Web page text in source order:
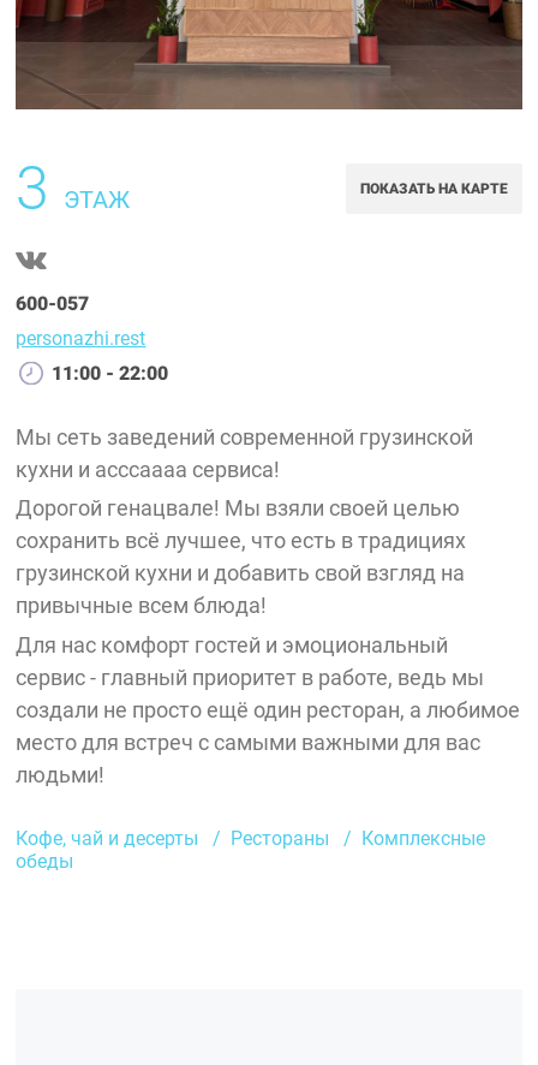
3 ЭТАЖ ПОКАЗАТЬ НА КАРТЕ
600-057
personazhi.rest
11:00 - 22:00
Мы сеть заведений современной грузинской
кухни и асссаааа cервиса!
Дорогой генацвале! Мы взяли своей целью
сохранить всё лучшее, что есть в традициях
грузинской кухни и добавить свой взгляд на
привычные всем блюда!
Для нас комфорт гостей и эмоциональный
сервис - главный приоритет в работе, ведь мы
создали не просто ещё один ресторан, а любимое
место для встреч с самыми важными для вас
людьми!
Кофе, чай и десерты Рестораны
Комплексные
обеды